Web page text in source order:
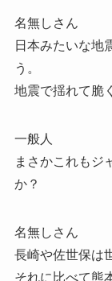
名無しさん
日本みたいな地
う。
地震で揺れて脆
一般人
まさかこれもジ
か？
名無しさん
長崎や佐世保は
それに比べて熊